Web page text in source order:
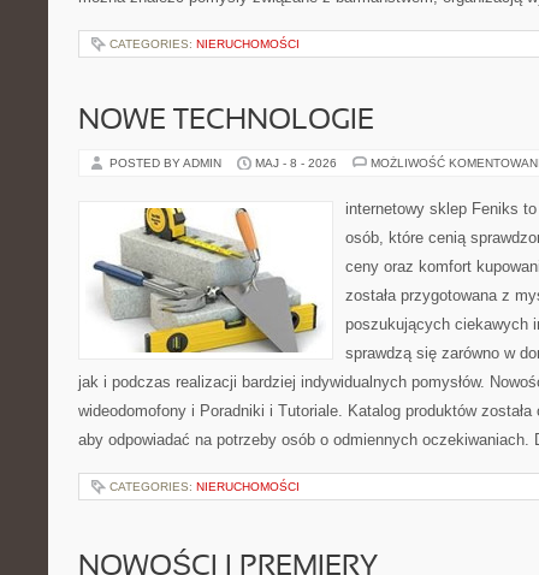
CATEGORIES: NIERUCHOMOŚCI
NOWE TECHNOLOGIE
POSTED BY ADMIN MAJ - 8 - 2026 MOŻLIWOŚĆ
internetowy sklep Feniks
osób, które cenią
ceny oraz komfort
została przygotowana z
poszukujących ciekawych
sprawdzą się zarówno w
jak i podczas realizacji bardziej indywidualnych pomysłów.
wideodomofony i Poradniki i Tutoriale. Katalog produktów
aby odpowiadać na potrzeby osób o odmiennych
CATEGORIES: NIERUCHOMOŚCI
NOWOŚCI I PREMIERY